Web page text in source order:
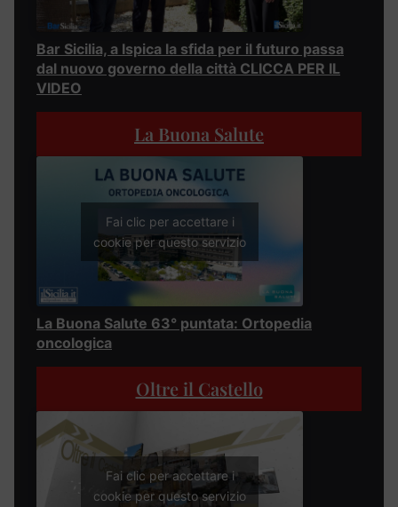
Bar Sicilia, a Ispica la sfida per il futuro passa
dal nuovo governo della città CLICCA PER IL
VIDEO
La Buona Salute
Fai clic per accettare i
cookie per questo servizio
La Buona Salute 63° puntata: Ortopedia
oncologica
Oltre il Castello
Fai clic per accettare i
cookie per questo servizio